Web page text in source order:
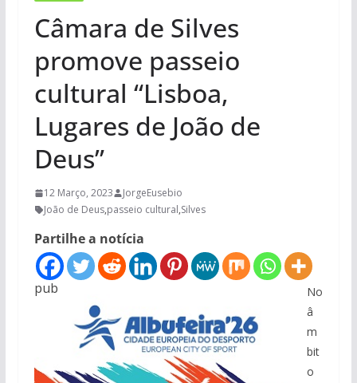
Câmara de Silves
promove passeio
cultural “Lisboa,
Lugares de João de
Deus”
12 Março, 2023
JorgeEusebio
João de Deus,passeio cultural,Silves
Partilhe a notícia
pub
No
â
m
bit
o